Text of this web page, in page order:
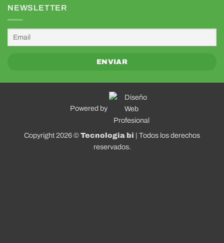
NEWSLETTER
Powered by
Copyright 2026 ©Tecnologia bi | Todos los derechos
reservados.